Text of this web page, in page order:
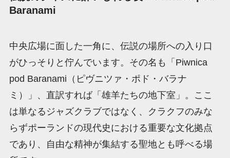
Baranami
中央広場に面した一角に、伝説の場所への入り口
がひっそりと佇んでいます。その名も「Piwnica
pod Baranami（ピヴニツァ・ポド・バラナ
ミ）」、直訳すれば「雄羊たちの地下室」。ここ
は単なるジャズクラブではなく、クラクフのみな
らずポーランドの現代史における重要な文化拠点
であり、自由な精神が集結する聖地とも呼べる場